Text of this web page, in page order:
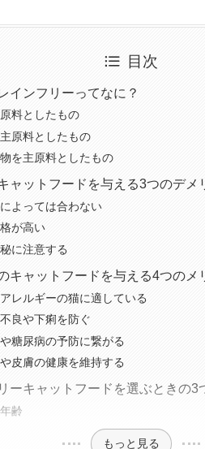
目次
インフリーってなに？
料としたもの
原料としたもの
を主原料としたもの
ャットフードを与える3つのデメ
よっては合わない
が高い
に注意する
キャットフードを与える4つのメ
レルギーの猫に適している
良や下痢を防ぐ
糖尿病の予防に繋がる
皮膚の健康を維持する
ーキャットフードを選ぶときの3
齢
もっと見る